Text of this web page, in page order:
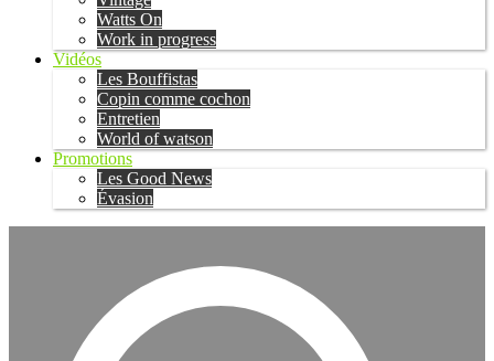
Watts On
Work in progress
Vidéos
Les Bouffistas
Copin comme cochon
Entretien
World of watson
Promotions
Les Good News
Évasion